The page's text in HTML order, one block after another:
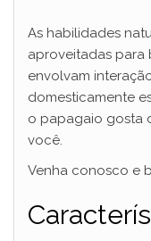
As habilidades
aproveitadas para
envolvam
domesticamente
o papagaio gosta
você.
Venha conosco e